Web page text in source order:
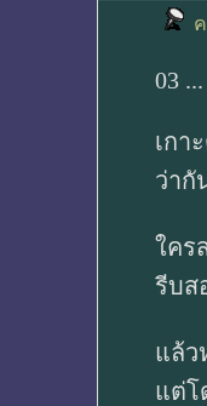
03 ...
เกา
ว่ากั
ใคร
รีบส
แล้ว
แต่โ